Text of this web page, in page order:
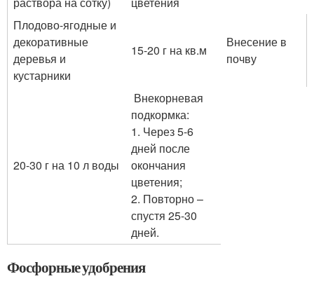
Плодово-ягодные и
декоративные
деревья и
кустарники
15-20 г на кв.м
Внесение в
почву
20-30 г на 10 л воды
Внекорневая
подкормка:
1. Через 5-6
дней после
окончания
цветения;
2. Повторно –
спустя 25-30
дней.
Фосфорные удобрения